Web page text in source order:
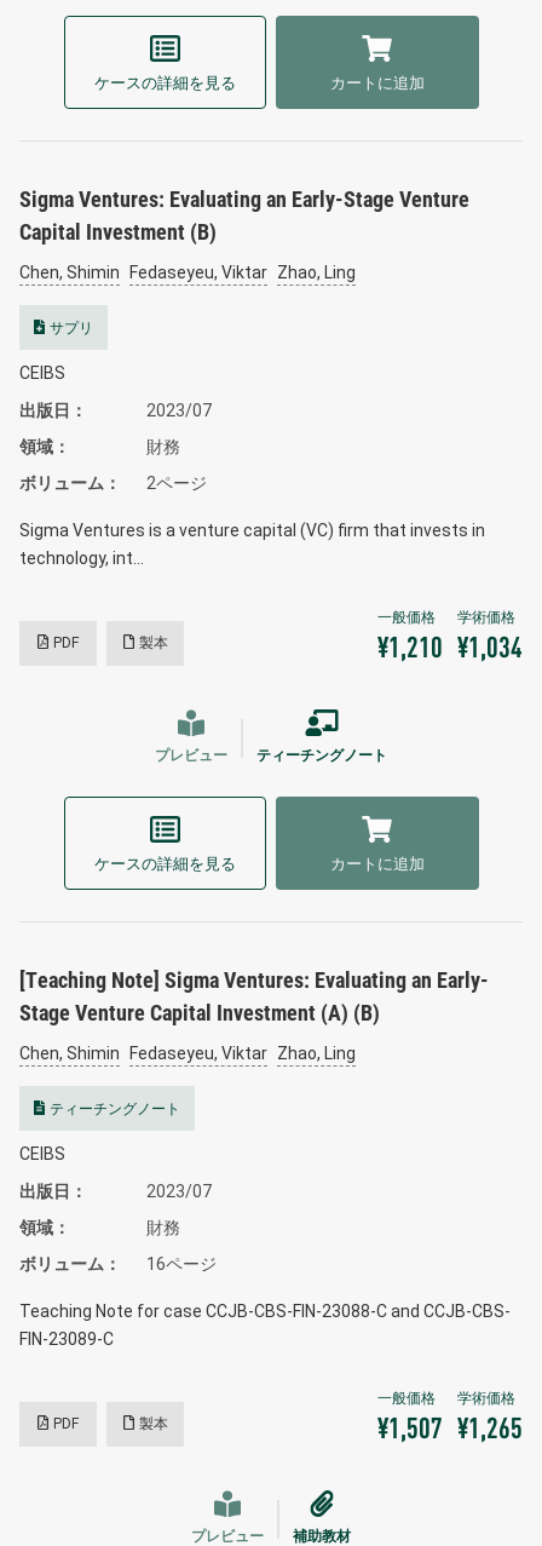
ケースの詳細を見る カートに追加
Sigma Ventures: Evaluating an Early-Stage Venture
Capital Investment (B)
Chen, Shimin Fedaseyeu, Viktar Zhao, Ling
サプリ
CEIBS
出版日
2023/07
領域
財務
ボリューム
2ページ
Sigma Ventures is a venture capital (VC) firm that invests in
technology, int…
PDF 製本 ¥1,210 ¥1,034
プレビュー ティーチングノート
ケースの詳細を見る カートに追加
[Teaching Note] Sigma Ventures: Evaluating an Early-
Stage Venture Capital Investment (A) (B)
Chen, Shimin Fedaseyeu, Viktar Zhao, Ling
ティーチングノート
CEIBS
出版日
2023/07
領域
財務
ボリューム
16ページ
Teaching Note for case CCJB-CBS-FIN-23088-C and CCJB-CBS-
FIN-23089-C
PDF 製本 ¥1,507 ¥1,265
プレビュー 補助教材